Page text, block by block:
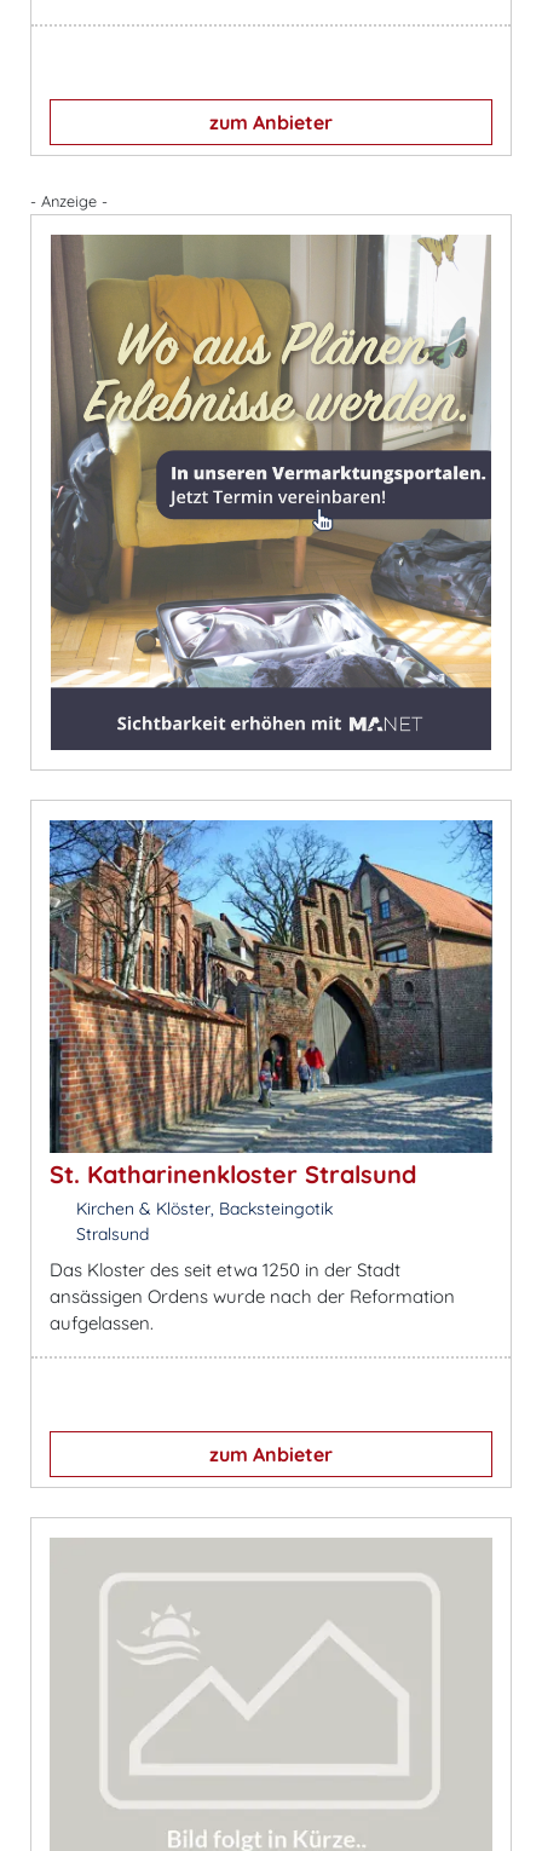
zum Anbieter
- Anzeige -
St. Katharinenkloster Stralsund
Kirchen & Klöster, Backsteingotik
Stralsund
Das Kloster des seit etwa 1250 in der Stadt
ansässigen Ordens wurde nach der Reformation
aufgelassen.
zum Anbieter